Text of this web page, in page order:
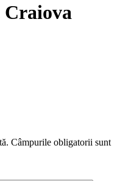
Câmpurile obligatorii sunt